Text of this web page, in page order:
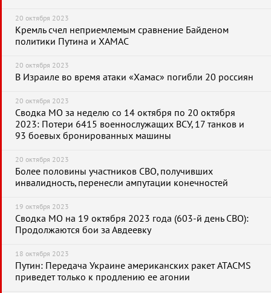
20 октября 2023
Кремль счел неприемлемым сравнение Байденом
политики Путина и ХАМАС
20 октября 2023
В Израиле во время атаки «Хамас» погибли 20 россиян
20 октября 2023
Сводка МО за неделю со 14 октября по 20 октября
2023: Потери 6415 военнослужащих ВСУ, 17 танков и
93 боевых бронированных машины
20 октября 2023
Более половины участников СВО, получивших
инвалидность, перенесли ампутации конечностей
19 октября 2023
Сводка МО на 19 октября 2023 года (603-й день СВО):
Продолжаются бои за Авдеевку
18 октября 2023
Путин: Передача Украине американских ракет ATACMS
приведет только к продлению ее агонии